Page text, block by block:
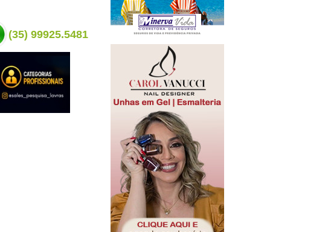
(35) 99925.5481